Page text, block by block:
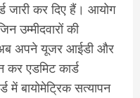
जारी कर दिए हैं। आयोग
उम्मीदवारों की
अब अपने यूजर आईडी और
कर एडमिट कार्ड
बायोमेट्रिक सत्यापन